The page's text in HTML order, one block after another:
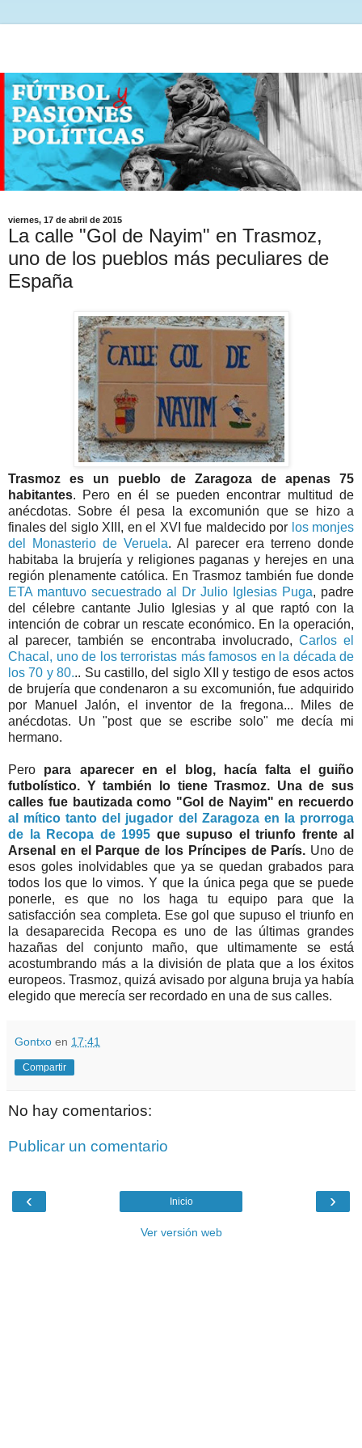
viernes, 17 de abril de 2015
La calle "Gol de Nayim" en Trasmoz,
uno de los pueblos más peculiares de
España
Trasmoz es un pueblo de Zaragoza de apenas 75
habitantes. Pero en él se pueden encontrar multitud de
anécdotas. Sobre él pesa la excomunión que se hizo a
finales del siglo XIII, en el XVI fue maldecido por los monjes
del Monasterio de Veruela. Al parecer era terreno donde
habitaba la brujería y religiones paganas y herejes en una
región plenamente católica. En Trasmoz también fue donde
ETA mantuvo secuestrado al Dr Julio Iglesias Puga, padre
del célebre cantante Julio Iglesias y al que raptó con la
intención de cobrar un rescate económico. En la operación,
al parecer, también se encontraba involucrado, Carlos el
Chacal, uno de los terroristas más famosos en la década de
los 70 y 80... Su castillo, del siglo XII y testigo de esos actos
de brujería que condenaron a su excomunión, fue adquirido
por Manuel Jalón, el inventor de la fregona... Miles de
anécdotas. Un "post que se escribe solo" me decía mi
hermano.
Pero para aparecer en el blog, hacía falta el guiño
futbolístico. Y también lo tiene Trasmoz. Una de sus
calles fue bautizada como "Gol de Nayim" en recuerdo
al mítico tanto del jugador del Zaragoza en la prorroga
de la Recopa de 1995 que supuso el triunfo frente al
Arsenal en el Parque de los Príncipes de París. Uno de
esos goles inolvidables que ya se quedan grabados para
todos los que lo vimos. Y que la única pega que se puede
ponerle, es que no los haga tu equipo para que la
satisfacción sea completa. Ese gol que supuso el triunfo en
la desaparecida Recopa es uno de las últimas grandes
hazañas del conjunto maño, que ultimamente se está
acostumbrando más a la división de plata que a los éxitos
europeos. Trasmoz, quizá avisado por alguna bruja ya había
elegido que merecía ser recordado en una de sus calles.
Gontxo en 17:41
Compartir
No hay comentarios:
Publicar un comentario
‹ ›
Inicio
Ver versión web